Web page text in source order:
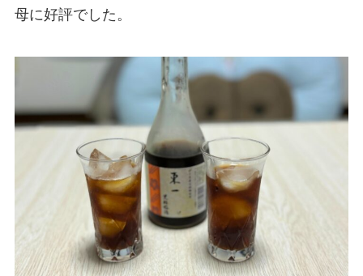
母に好評でした。